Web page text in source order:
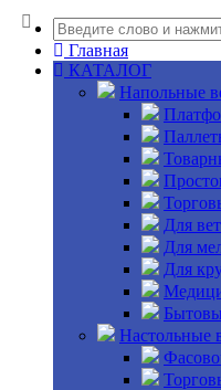
Главная
КАТАЛОГ
Напольные
Для
Для
Для
Настольные